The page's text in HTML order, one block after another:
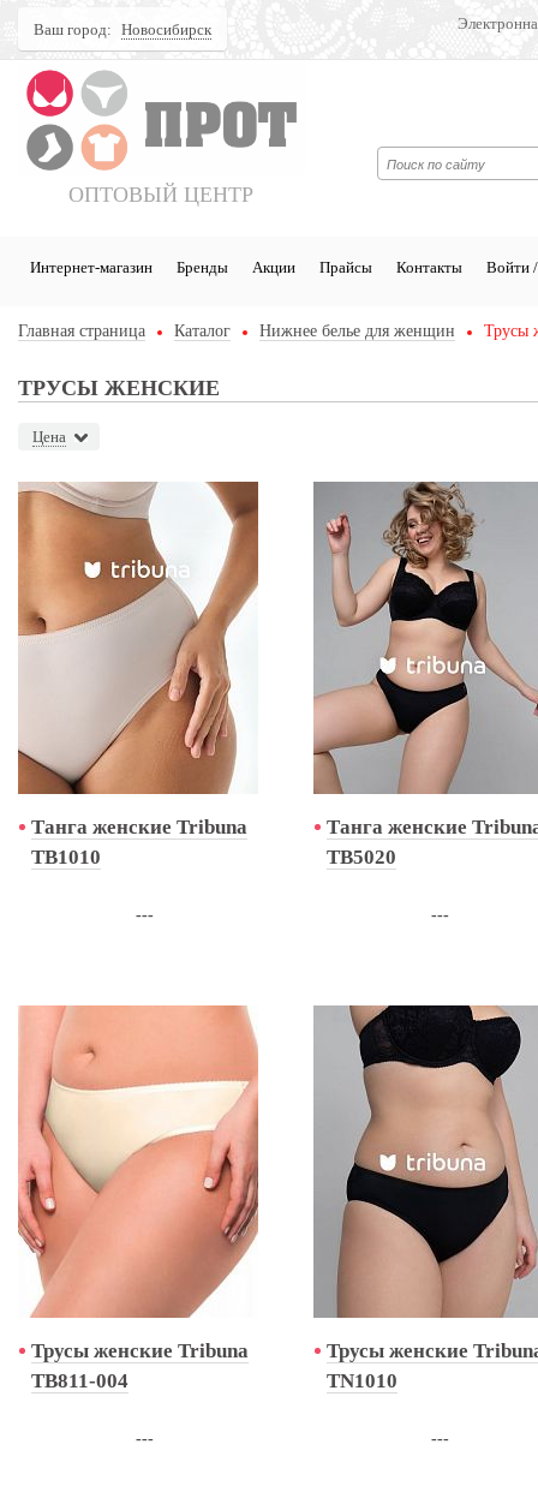
Ваш город: Новосибирск
ОПТОВЫЙ ЦЕНТР
Интернет-магазин Бренды Акции Прайсы Контакты Войти /
Главная страница Каталог Нижнее белье для женщин Трусы
ТРУСЫ ЖЕНСКИЕ
Цена
Танга женские Tribuna
TB1010
---
Танга женские
TB5020
---
Трусы женские Tribuna
TB811-004
---
Трусы женские
TN1010
---